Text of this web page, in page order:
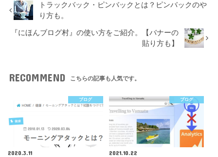
トラックバック・ピンバックとは？ピンバックのや
り方も。
『にほんブログ村』の使い方をご紹介。【バナーの
貼り方も】
RECOMMEND こちらの記事も人気です。
ブログ
2020.3.11
ブログ
2021.10.22